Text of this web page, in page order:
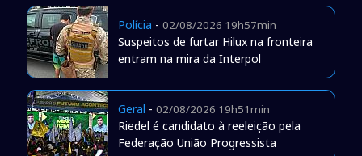
Polícia - 02/08/2026 19h57min
Suspeitos de furtar Hilux na fronteira
entram na mira da Interpol
Geral - 02/08/2026 19h51min
Riedel é candidato à reeleição pela
Federação União Progressista